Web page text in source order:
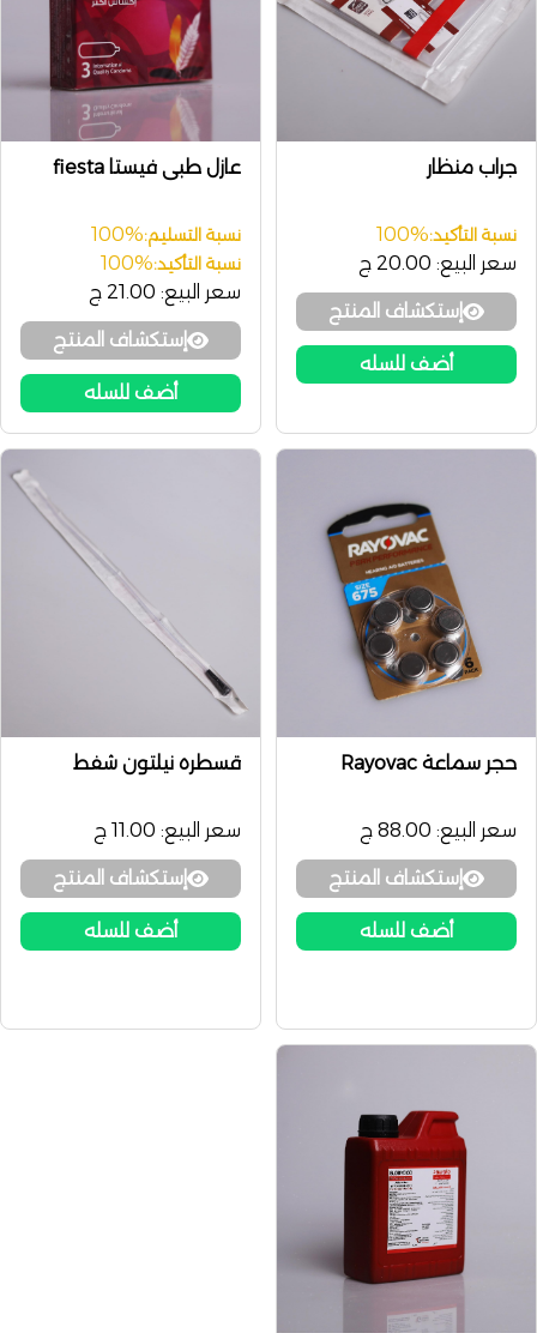
جراب منظار
نسبة التأكيد:100%
سعر البيع: 20.00 ج
إستكشاف المنتج
أضف للسله
عازل طبى فيستا fiesta
نسبة التسليم:100%
نسبة التأكيد:100%
سعر البيع: 21.00 ج
إستكشاف المنتج
أضف للسله
حجر سماعة Rayovac
سعر البيع: 88.00 ج
إستكشاف المنتج
أضف للسله
قسطره نيلتون شفط
سعر البيع: 11.00 ج
إستكشاف المنتج
أضف للسله